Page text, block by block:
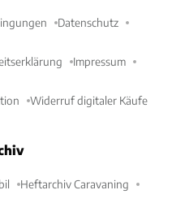
Datenschutz
Impressum
Widerruf digitaler Käufe
Heftarchiv Caravaning